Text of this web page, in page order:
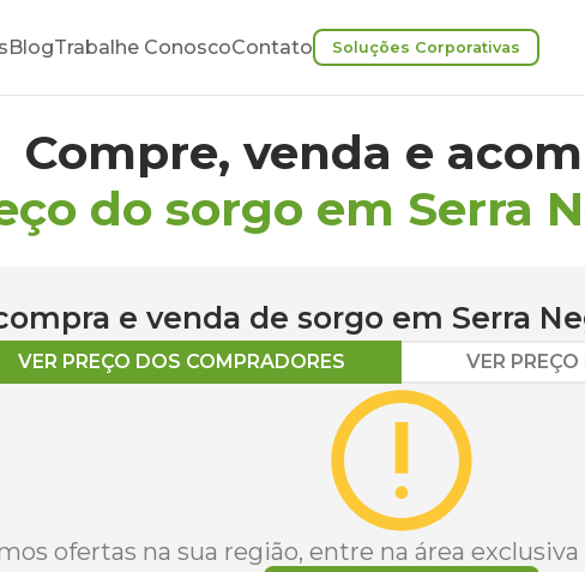
BlogTrabalhe ConoscoContato Soluções Corporativas
Compre, venda e
do sorgo em Serra
e venda de sorgo em Serra
VER PREÇO DOS COMPRADORES VER
ofertas na sua região, entre na área exclusiva